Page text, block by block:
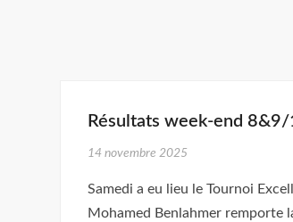
Résultats week-end
14 novembre 2025
Samedi a eu lieu le Tournoi
Mohamed Benlahmer remporte